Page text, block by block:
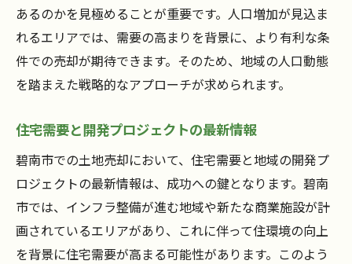
あるのかを見極めることが重要です。人口増加が見込ま
れるエリアでは、需要の高まりを背景に、より有利な条
件での売却が期待できます。そのため、地域の人口動態
を踏まえた戦略的なアプローチが求められます。
住宅需要と開発プロジェクトの最新情報
碧南市での土地売却において、住宅需要と地域の開発プ
ロジェクトの最新情報は、成功への鍵となります。碧南
市では、インフラ整備が進む地域や新たな商業施設が計
画されているエリアがあり、これに伴って住環境の向上
を背景に住宅需要が高まる可能性があります。このよう